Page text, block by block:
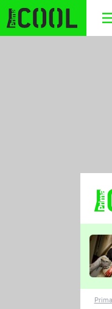
TŘESKU
FUTURAMA